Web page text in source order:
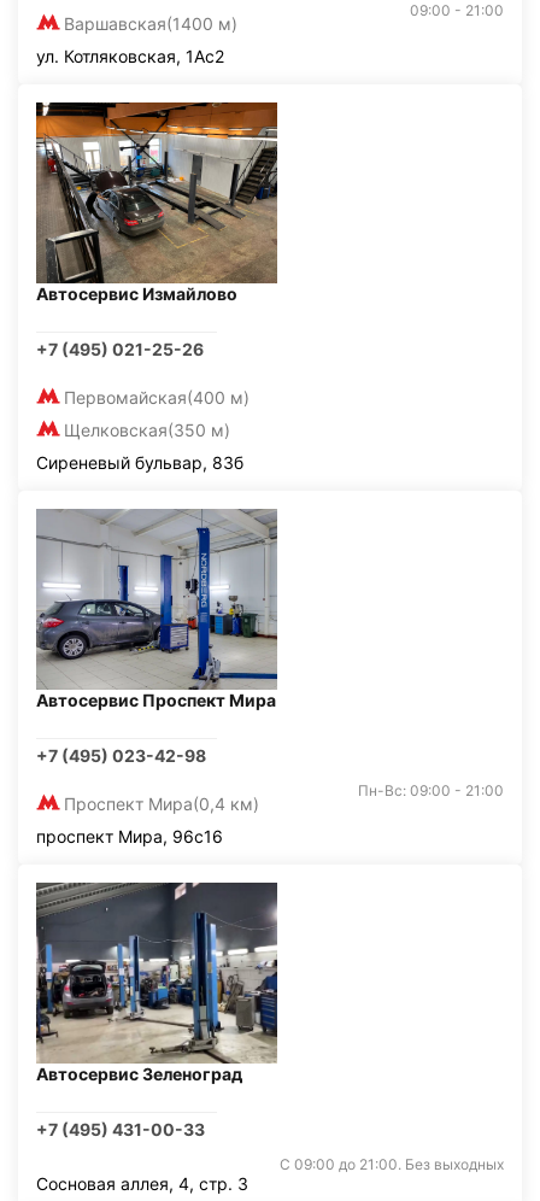
Варшавская(1400 м)
09:00 - 21:00
ул. Котляковская, 1Ас2
Автосервис Измайлово
+7 (495) 021-25-26
Первомайская(400 м)
Щелковская(350 м)
Сиреневый бульвар, 83б
Автосервис Проспект Мира
+7 (495) 023-42-98
Проспект Мира(0,4 км)
Пн-Вс: 09:00 - 21:00
проспект Мира, 96с16
Автосервис Зеленоград
+7 (495) 431-00-33
С 09:00 до 21:00. Без выходных
Сосновая аллея, 4, стр. 3